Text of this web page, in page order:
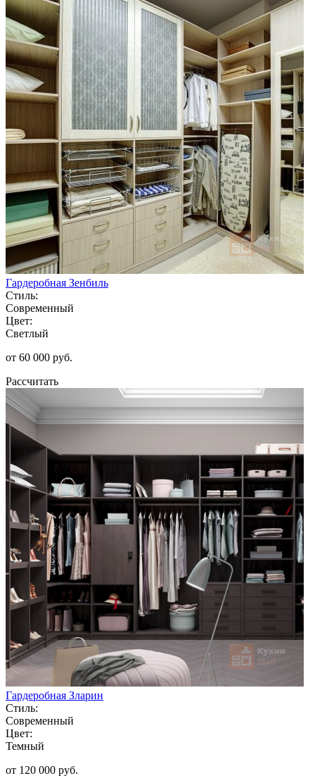
Гардеробная Зенбиль
Стиль:
Современный
Цвет:
Светлый
от 60 000 руб.
Рассчитать
Гардеробная Зларин
Стиль:
Современный
Цвет:
Темный
от 120 000 руб.